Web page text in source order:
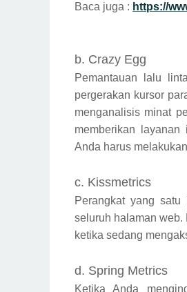
Baca juga : https://
b. Crazy Egg
Pemantauan lalu
pergerakan kursor
menganalisis minat
memberikan
Anda harus
c. Kissmetrics
Perangkat yang
seluruh halaman web.
ketika sedang
d. Spring Metrics
Ketika Anda